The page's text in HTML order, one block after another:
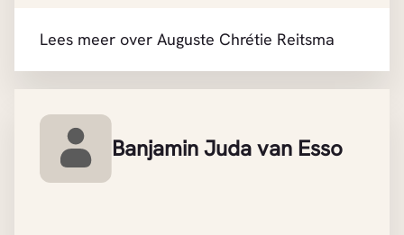
Lees meer over Auguste Chrétie Reitsma
Banjamin Juda van Esso